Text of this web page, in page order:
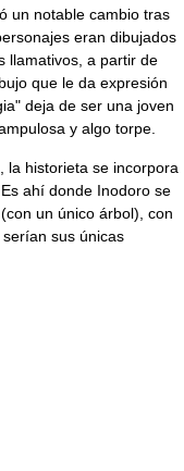
un notable cambio tras
eran dibujados
llamativos, a partir de
que le da expresión
deja de ser una joven
y algo torpe.
la historieta se incorpora
ahí donde Inodoro se
(con un único árbol), con
sus únicas